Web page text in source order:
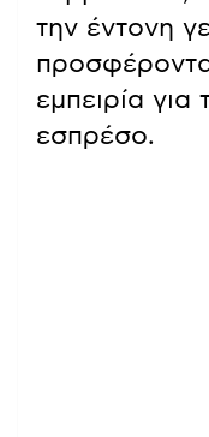
την έντονη
εμπειρία για
εσπρέσο.